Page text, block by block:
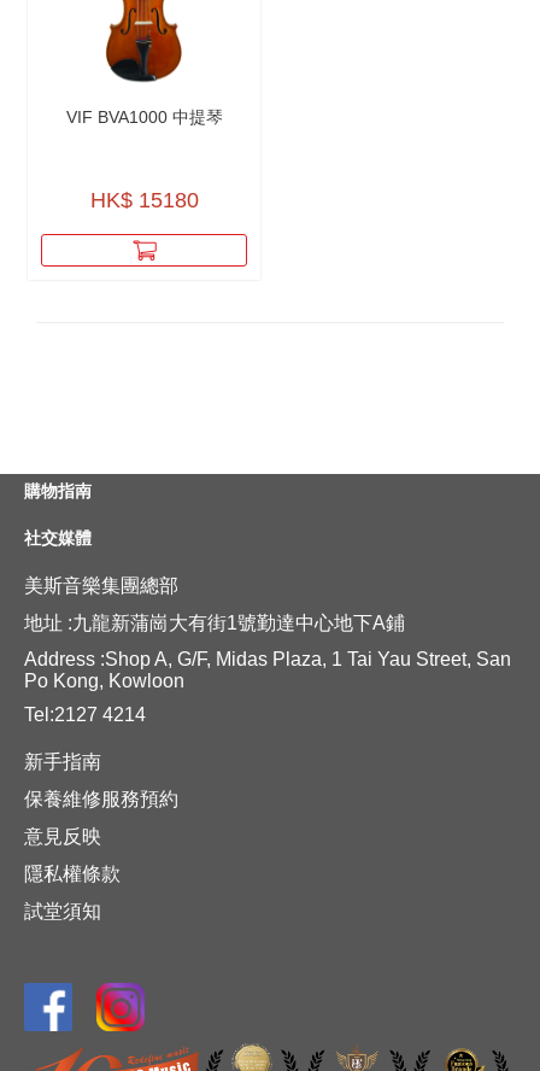
VIF BVA1000 中提琴
HK$ 15180
購物指南
社交媒體
美斯音樂集團總部
地址 :九龍新蒲崗大有街1號勤達中心地下A鋪
Address :Shop A, G/F, Midas Plaza, 1 Tai Yau Street, San
Po Kong, Kowloon
Tel:2127 4214
新手指南
保養維修服務預約
意見反映
隱私權條款
試堂須知